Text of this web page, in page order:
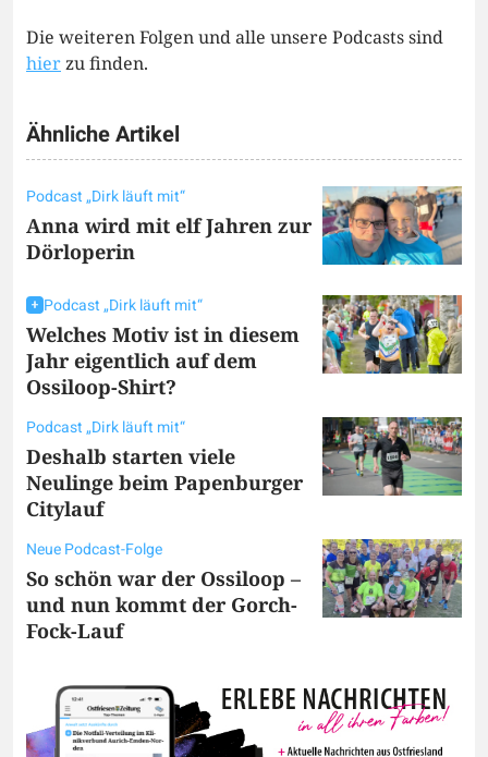
Die weiteren Folgen und alle unsere Podcasts sind
hierzu finden.
Ähnliche Artikel
Podcast „Dirk läuft mit“
Anna wird mit elf Jahren zur
Dörloperin
Podcast „Dirk läuft mit“
Welches Motiv ist in diesem
Jahr eigentlich auf dem
Ossiloop-Shirt?
Podcast „Dirk läuft mit“
Deshalb starten viele
Neulinge beim Papenburger
Citylauf
Neue Podcast-Folge
So schön war der Ossiloop –
und nun kommt der Gorch-
Fock-Lauf